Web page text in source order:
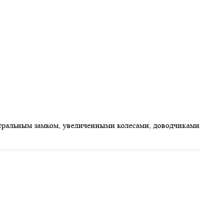
замком, увеличенными колесами, доводчиками.